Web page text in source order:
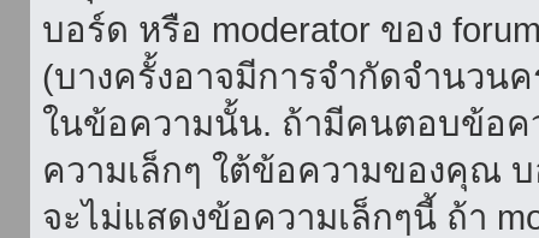
บอร์ด หรือ moderator ของ
(บางครั้งอาจมีการจำกัดจำนวน
ในข้อความนั้น. ถ้ามีคนตอบข้อ
ความเล็กๆ ใต้ข้อความของคุณ
จะไม่แสดงข้อความเล็กๆนี้ ถ้า